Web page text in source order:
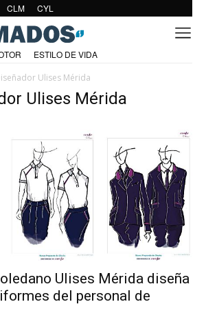
CLM CYL
ESTILO DE VIDA
Ulises Mérida
Ulises Mérida
Ulises Mérida diseña
del personal de